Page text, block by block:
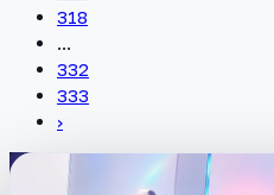
318
...
332
333
›